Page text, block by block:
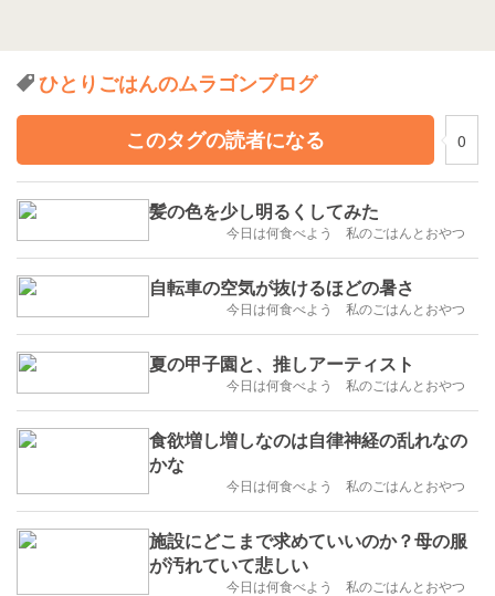
ひとりごはんのムラゴンブログ
このタグの読者になる
0
髪の色を少し明るくしてみた
今日は何食べよう 私のごはんとおやつ
自転車の空気が抜けるほどの暑さ
今日は何食べよう 私のごはんとおやつ
夏の甲子園と、推しアーティスト
今日は何食べよう 私のごはんとおやつ
食欲増し増しなのは自律神経の乱れなの
かな
今日は何食べよう 私のごはんとおやつ
施設にどこまで求めていいのか？母の服
が汚れていて悲しい
今日は何食べよう 私のごはんとおやつ